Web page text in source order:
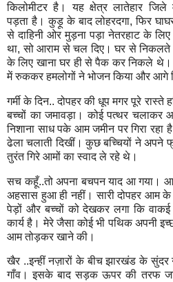
कि‍लोमीटर है। यह क्षेत्र लातेहार जि‍ले
पड़ता है। कुड़ू के बाद लोहरदगा,फि‍र
से दाहि‍नी ओर मुड़ना पड़ा नेतरहाट के
था,सो आराम से चल दि‍ए। घर से नि‍कलते
के लि‍ए खाना घर ही से पैक कर नि‍कले थे।
में रुककर हमलोगों ने भोजन कि‍या और आगे
गर्मी के दि‍न.. दोपहर की धूप मगर पूरे
बच्‍चों का जमावड़ा। कोई पत्‍थर चलाकर
नि‍शाना साध पके आम जमीन पर गि‍रा
ढेला चलाती दि‍खीं। कुछ बच्‍चि‍यों ने
तुरंत गि‍रे आमों का स्‍वाद ले रहे थे।
सच कहूँ..तो अपना बचपन याद आ गया।
अहसास हुआ ही नहीं। सारी दोपहर आम के
पेड़ों और बच्‍चों को देखकर लगा कि‍ वाकई
कार्य है। मेरे जैसा कोई भी पथि‍क अपनी
आम तोड़कर खाने की।
खैर ..इन्‍हीं नज़ारों के बीच झारखंड के सुंदर
गाँव। इसके बाद सड़क ऊपर की तरफ